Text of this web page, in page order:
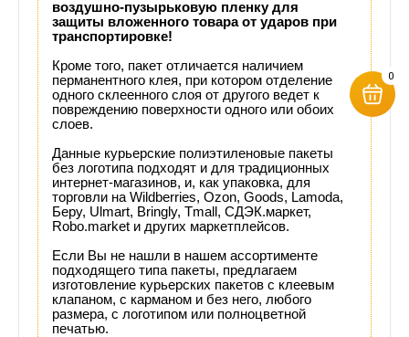
воздушно-пузырьковую пленку для
защиты вложенного товара от ударов при
транспортировке!
Кроме того, пакет отличается наличием
перманентного клея, при котором отделение
одного склеенного слоя от другого ведет к
повреждению поверхности одного или обоих
слоев.
Данные курьерские полиэтиленовые пакеты
без логотипа подходят и для традиционных
интернет-магазинов, и, как упаковка, для
торговли на Wildberries, Ozon, Goods, Lamoda,
Беру, Ulmart, Bringly, Tmall, СДЭК.маркет,
Robo.market и других маркетплейсов.
Если Вы не нашли в нашем ассортименте
подходящего типа пакеты, предлагаем
изготовление курьерских пакетов с клеевым
клапаном, с карманом и без него, любого
размера, с логотипом или полноцветной
печатью.
0